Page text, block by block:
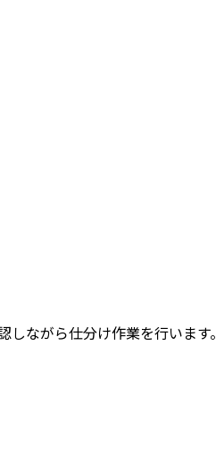
ながら仕分け作業を行います。